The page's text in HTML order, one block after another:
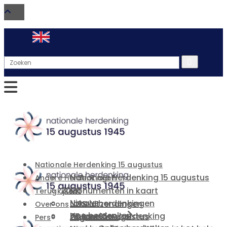
Search
for:
Nationale Herdenking 15 augustus
Nationale Herdenking 15 augustus
2026
Nieuws
Hoe herdenken
Andere Herdenkingen
Monumenten in kaart
Lokale herdenkingen
Aanmelden herdenking
Terugkijken
NOS uitzendingen
75 jaar 15 Augustus
Over ons
Organisatie
Pers